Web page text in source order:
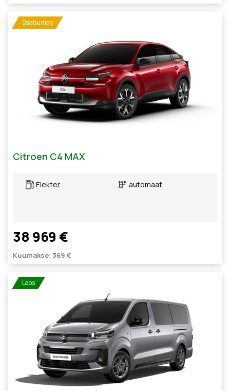
Saabumas
Citroen C4 MAX
Elekter automaat
38 969 €
Kuumakse: 369 €
Laos